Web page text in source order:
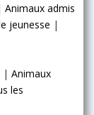
Animaux admis
jeunesse |
| Animaux
les